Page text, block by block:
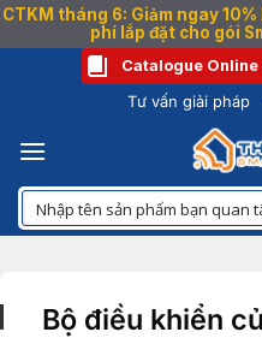
CTKM tháng 6: Giảm ngay
phí lắp đặt cho gói
dung
Catalogue Online
Tư vấn giải pháp
Bộ điều khiển